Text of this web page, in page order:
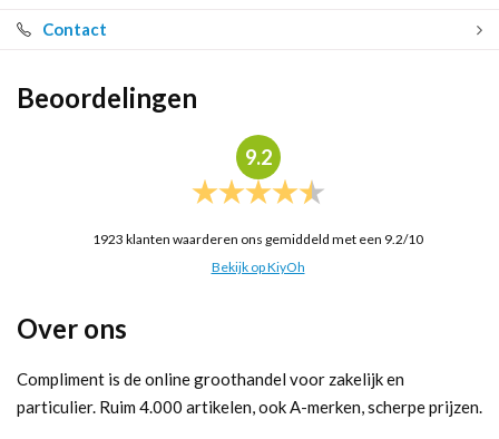
Contact
Beoordelingen
9.2
1923 klanten waarderen ons gemiddeld met een 9.2/10
Bekijk op KiyOh
Over ons
Compliment is de online groothandel voor zakelijk en
particulier. Ruim 4.000 artikelen, ook A-merken, scherpe prijzen.